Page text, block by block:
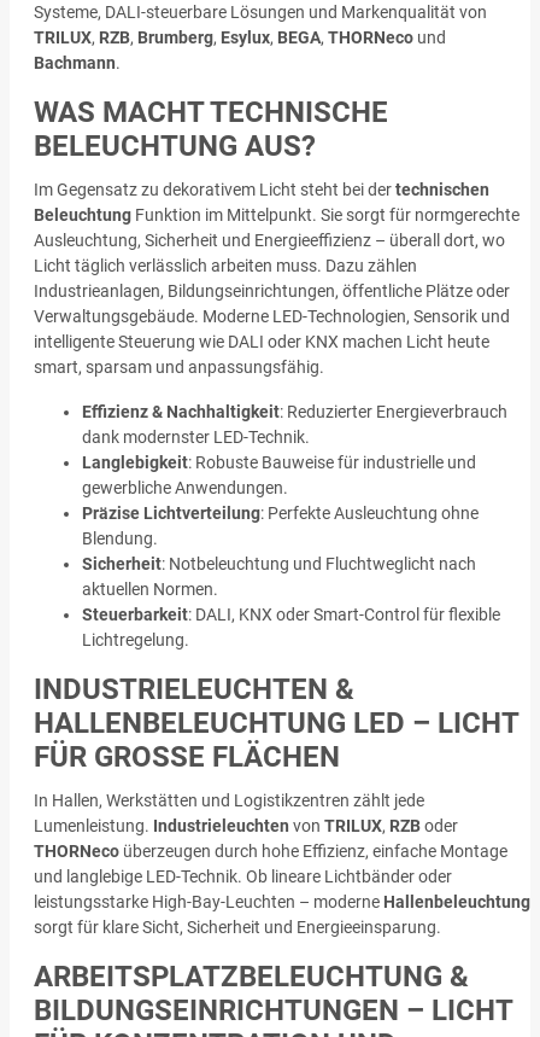
Systeme, DALI-steuerbare Lösungen und Markenqualität von
TRILUX, RZB, Brumberg, Esylux, BEGA, THORNeco und
Bachmann.
WAS MACHT TECHNISCHE
BELEUCHTUNG AUS?
Im Gegensatz zu dekorativem Licht steht bei dertechnischen
Beleuchtung Funktion im Mittelpunkt. Sie sorgt für normgerechte
Ausleuchtung, Sicherheit und Energieeffizienz – überall dort, wo
Licht täglich verlässlich arbeiten muss. Dazu zählen
Industrieanlagen, Bildungseinrichtungen, öffentliche Plätze oder
Verwaltungsgebäude. Moderne LED-Technologien, Sensorik und
intelligente Steuerung wie DALI oder KNX machen Licht heute
smart, sparsam und anpassungsfähig.
Effizienz & Nachhaltigkeit: Reduzierter Energieverbrauch
dank modernster LED-Technik.
Langlebigkeit: Robuste Bauweise für industrielle und
gewerbliche Anwendungen.
Präzise Lichtverteilung: Perfekte Ausleuchtung ohne
Blendung.
Sicherheit: Notbeleuchtung und Fluchtweglicht nach
aktuellen Normen.
Steuerbarkeit: DALI, KNX oder Smart-Control für flexible
Lichtregelung.
INDUSTRIELEUCHTEN &
HALLENBELEUCHTUNG LED – LICHT
FÜR GROSSE FLÄCHEN
In Hallen, Werkstätten und Logistikzentren zählt jede
Lumenleistung. Industrieleuchten von TRILUX, RZBoder
THORNeco überzeugen durch hohe Effizienz, einfache Montage
und langlebige LED-Technik. Ob lineare Lichtbänder oder
leistungsstarke High-Bay-Leuchten – moderne Hallenbeleuchtung
sorgt für klare Sicht, Sicherheit und Energieeinsparung.
ARBEITSPLATZBELEUCHTUNG &
BILDUNGSEINRICHTUNGEN – LICHT